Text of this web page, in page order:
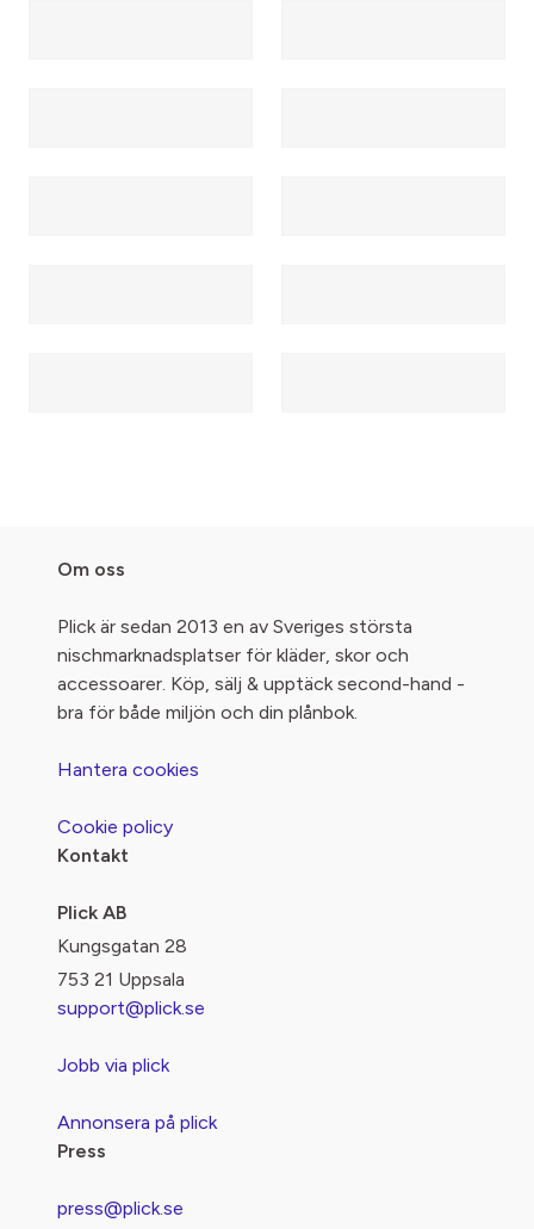
Om oss
Plick är sedan 2013 en av Sveriges största
nischmarknadsplatser för kläder, skor och
accessoarer. Köp, sälj & upptäck second-hand -
bra för både miljön och din plånbok.
Hantera cookies
Cookie policy
Kontakt
Plick AB
Kungsgatan 28
753 21 Uppsala
support@plick.se
Jobb via plick
Annonsera på plick
Press
press@plick.se